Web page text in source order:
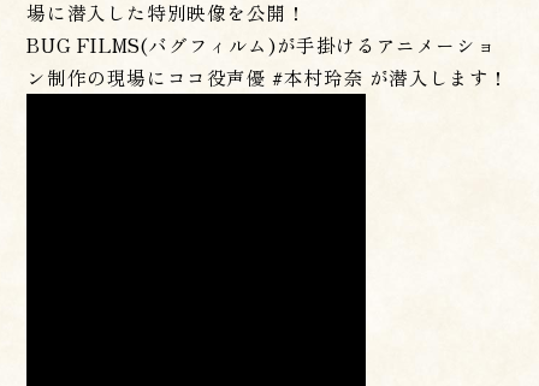
場に潜入した特別映像を公開！
BUG FILMS(バグフィルム)が手掛けるアニメーショ
ン制作の現場にココ役声優 #本村玲奈 が潜入します！